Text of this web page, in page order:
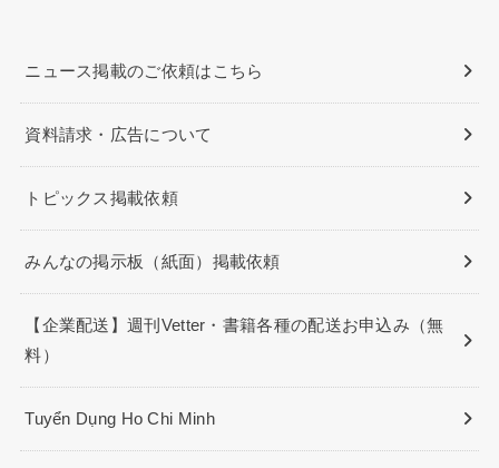
ニュース掲載のご依頼はこちら
資料請求・広告について
トピックス掲載依頼
みんなの掲示板（紙面）掲載依頼
【企業配送】週刊Vetter・書籍各種の配送お申込み（無
料）
Tuyển Dụng Ho Chi Minh